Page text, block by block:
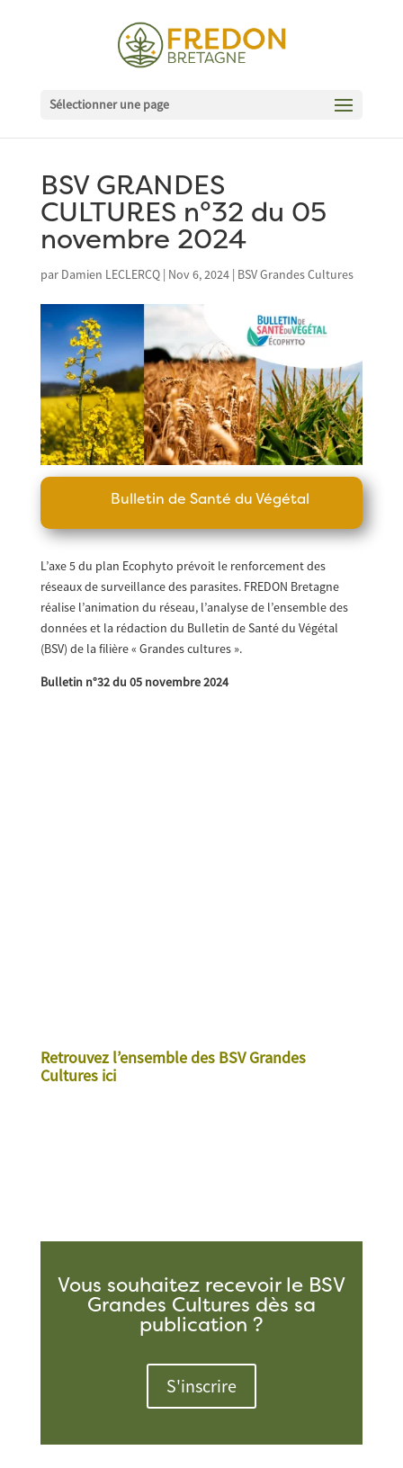
Sélectionner une page
BSV GRANDES
CULTURES n°32 du 05
novembre 2024
par Damien LECLERCQ| Nov 6, 2024| BSV Grandes Cultures
Bulletin de Santé du Végétal
L’axe 5 du plan Ecophyto prévoit le renforcement des
réseaux de surveillance des parasites. FREDON Bretagne
réalise l’animation du réseau, l’analyse de l’ensemble des
données et la rédaction du Bulletin de Santé du Végétal
(BSV) de la filière « Grandes cultures ».
Bulletin n°32 du 05 novembre 2024
Retrouvez l’ensemble des BSV Grandes
Cultures ici
Vous souhaitez recevoir le BSV
Grandes Cultures dès sa
publication ?
S'inscrire